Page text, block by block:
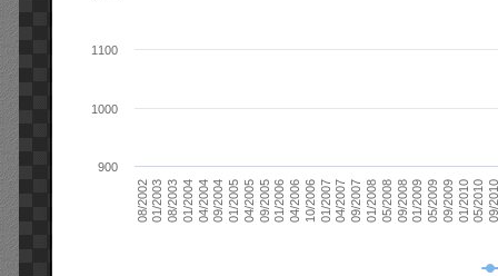
08/200201/200308/200301/200404/200409/200401/200504/200509/200501/200604/200610/200601/200704/200709/200701/200805/200809/200801/200905/200909/200901/201005/201009/
900
1000
1100